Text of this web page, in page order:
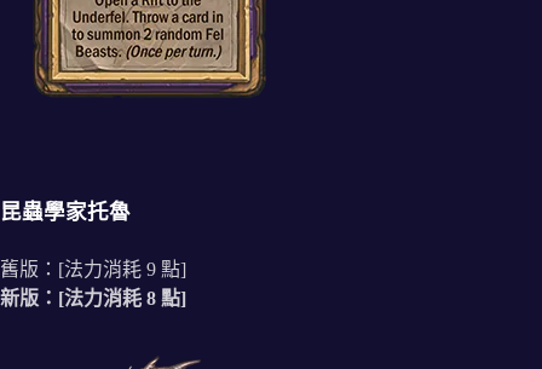
昆蟲學家托魯
舊版：[法力消耗 9 點]
新版：[法力消耗 8 點]